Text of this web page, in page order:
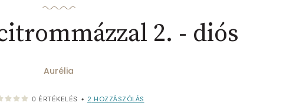
2. - diós
Aurélia
0 ÉRTÉKELÉS • 2 HOZZÁSZÓLÁS